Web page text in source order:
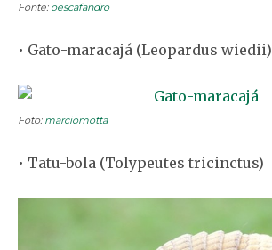
Fonte: oescafandro
• Gato-maracajá (Leopardus wiedii)
Foto: marciomotta
• Tatu-bola (Tolypeutes tricinctus)